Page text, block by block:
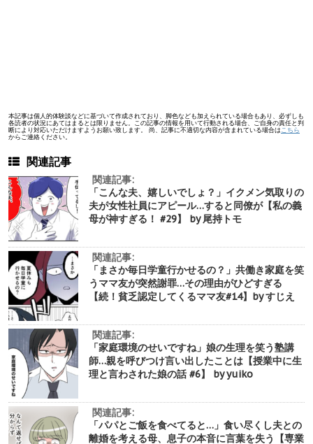
本記事は個人的体験談などに基づいて作成されており、脚色なども加えられている場合もあり、必ずしも
各読者の状況にあてはまるとは限りません。この記事の情報を用いて行動される場合、ご自身の責任と判
断により対応いただけますようお願い致します。 尚、記事に不適切な内容が含まれている場合は こちら
からご連絡ください。
関連記事
関連記事:
「こんな夫、嬉しいでしょ？」イクメン気取りの
夫が女性社員にアピール…すると同僚が【私の義
母が神すぎる！ #29】 by 尾持トモ
関連記事:
「まさか毎日学童行かせるの？」共働き家庭を笑
うママ友が突然謝罪…その理由がひどすぎる
【続！貧乏認定してくるママ友#14】by すじえ
関連記事:
「家庭環境のせいですね」娘の生理を笑う塾講
師…親を呼びつけ言い出したことは【授業中に生
理と言わされた娘の話 #6】 by yuiko
関連記事:
「パパとご飯を食べてると…」食い尽くし夫との
離婚を考える母、息子の本音に言葉を失う【専業